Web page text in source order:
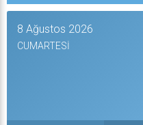
8 Ağustos 2026
CUMARTESİ